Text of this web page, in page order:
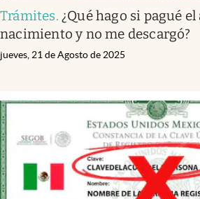
Trámites. ¿Qué hago si pagué el
nacimiento y no me descargó?
jueves, 21 de Agosto de 2025